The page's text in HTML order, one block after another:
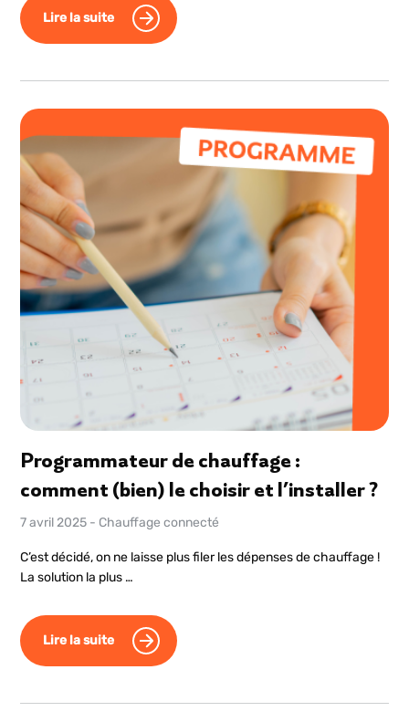
Lire la suite
Programmateur de chauffage :
comment (bien) le choisir et l’installer ?
7 avril 2025 - Chauffage connecté
C’est décidé, on ne laisse plus filer les dépenses de chauffage !
La solution la plus …
Lire la suite